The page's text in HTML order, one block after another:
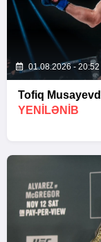
01.08.2026 - 20:52
YENİLƏNİB